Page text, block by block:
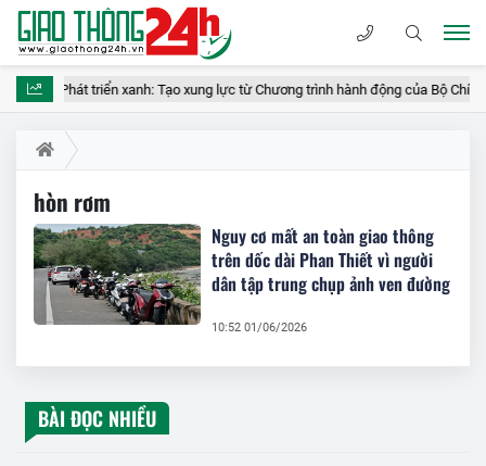
Phát triển xanh: Tạo xung lực từ Chương trình hành động của Bộ Chính
hòn rơm
Nguy cơ mất an toàn giao thông
trên dốc dài Phan Thiết vì người
dân tập trung chụp ảnh ven đường
10:52 01/06/2026
BÀI ĐỌC NHIỀU